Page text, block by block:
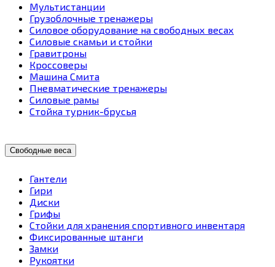
Мультистанции
Грузоблочные тренажеры
Силовое оборудование на свободных весах
Силовые скамьи и стойки
Гравитроны
Кроссоверы
Машина Смита
Пневматические тренажеры
Силовые рамы
Стойка турник-брусья
Свободные веса
Гантели
Гири
Диски
Грифы
Стойки для хранения спортивного инвентаря
Фиксированные штанги
Замки
Рукоятки